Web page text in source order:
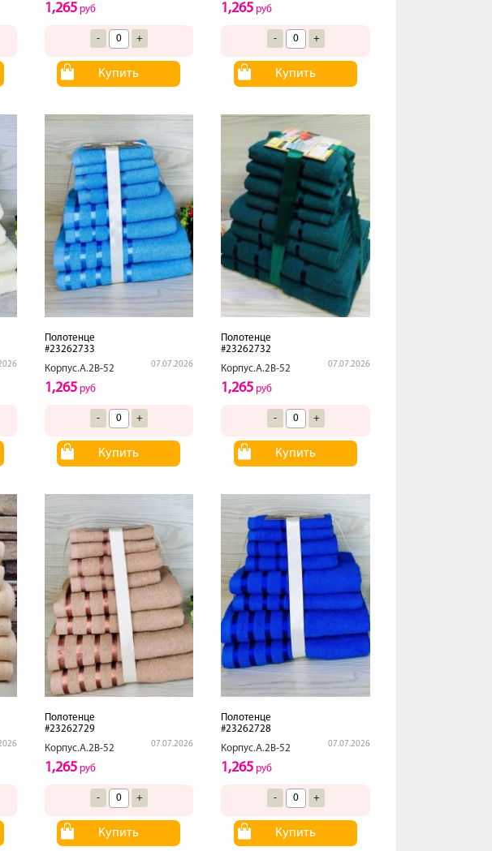
1,265руб
- +
Купить
1,265 руб
- +
Купить
Полотенце
#23262733
Корпус.А.2В-52
07.07.2026
1,265руб
- +
Купить
Полотенце
#23262732
Корпус.А.2В-52
07.07.2026
1,265 руб
- +
Купить
Полотенце
#23262729
Корпус.А.2В-52
07.07.2026
1,265руб
- +
Купить
Полотенце
#23262728
Корпус.А.2В-52
07.07.2026
1,265 руб
- +
Купить